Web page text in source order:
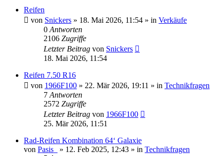
Reifen
von Snickers » 18. Mai 2026, 11:54 » in Verkäufe
0 Antworten
2106 Zugriffe
Letzter Beitrag von Snickers
18. Mai 2026, 11:54
Reifen 7.50 R16
von 1966F100 » 22. Mär 2026, 19:11 » in Technikfragen
7 Antworten
2572 Zugriffe
Letzter Beitrag von 1966F100
25. Mär 2026, 11:51
Rad-Reifen Kombination 64‘ Galaxie
von Pasis_ » 12. Feb 2025, 12:43 » in Technikfragen